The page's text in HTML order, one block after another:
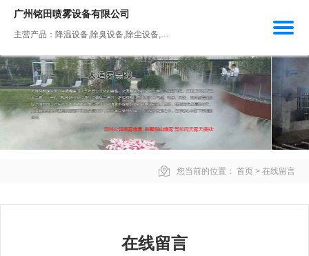
广州铭田喷雾设备有限公司
主营产品：降温设备,除臭设备,除尘设备,人工造雾设备,加湿设备
您当前的位置： 首页 > 在线留言
在线留言